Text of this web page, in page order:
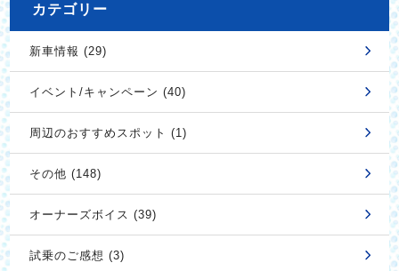
カテゴリー
新車情報 (29)
イベント/キャンペーン (40)
周辺のおすすめスポット (1)
その他 (148)
オーナーズボイス (39)
試乗のご感想 (3)